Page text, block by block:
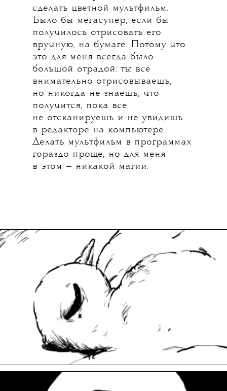
сделать цветной мультфильм.
Было бы мегасупер, если бы
получилось отрисовать его
вручную, на бумаге. Потому что
это для меня всегда было
большой отрадой: ты все
внимательно отрисовываешь,
но никогда не знаешь, что
получится, пока все
не отсканируешь и не увидишь
в редакторе на компьютере.
Делать мультфильм в программах
гораздо проще, но для меня
в этом — никакой магии.